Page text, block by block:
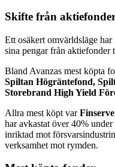
Skifte från
Ett osäkert omvärldsläge
sina pengar från aktiefonder
Bland Avanzas mest köpta
Spiltan Högräntefond,
Storebrand High Yield
Allra mest köpt var
har avkastat över 40%
inriktad mot
verksamhet mot rymden.